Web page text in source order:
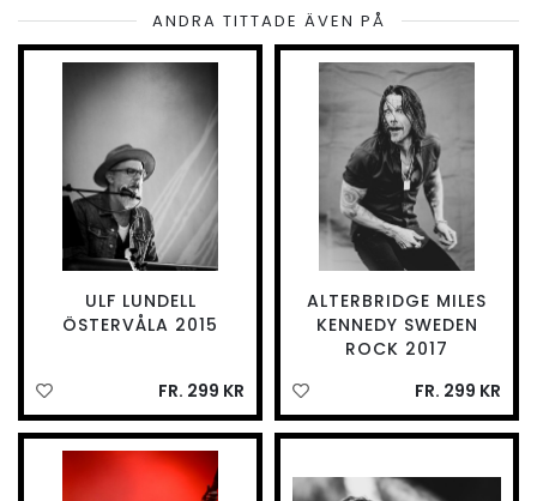
ANDRA TITTADE ÄVEN PÅ
ULF LUNDELL
ÖSTERVÅLA 2015
FR. 299 KR
ALTERBRIDGE MILES
KENNEDY SWEDEN
ROCK 2017
FR. 299 KR